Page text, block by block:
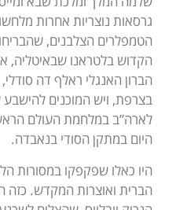
גרסאות נוצריות אחרות
הטמפלרים הצלבנים,
הקדוש בלטראנו שבאיטליה,
הברון האנגלי ראלף דה
בצרפת, ויש המוכנים
לארה”ב במלחמת העולם
היום במתקן הסודי בנאבדה.
היו כאלו שפקפקו במסורות
הברית ואוצרות המקדש. כזה